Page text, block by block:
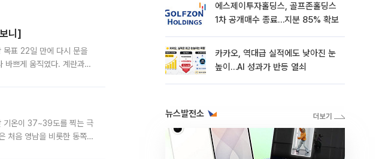
니]
목표 22일 만에 다시 문을
바쁘게 움직였다. 계란과
기온이 37~39도를 찍는 극
처음 영남을 비롯한 동쪽
에스제이투자홀딩스, 골프존홀딩스
1차 공개매수 종료…지분 85% 확보
카카오, 역대급 실적에도 낮아진 눈
높이…AI 성과가 반등 열쇠
뉴스발전소